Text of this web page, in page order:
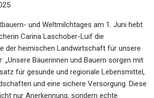
und Weltmilchtages am 1. Juni hebt
Carina Laschober-Luif die
der heimischen Landwirtschaft für unsere
„Unsere Bäuerinnen und Bauern sorgen mit
für gesunde und regionale Lebensmittel,
und eine sichere Versorgung. Diese
nur Anerkennung, sondern echte